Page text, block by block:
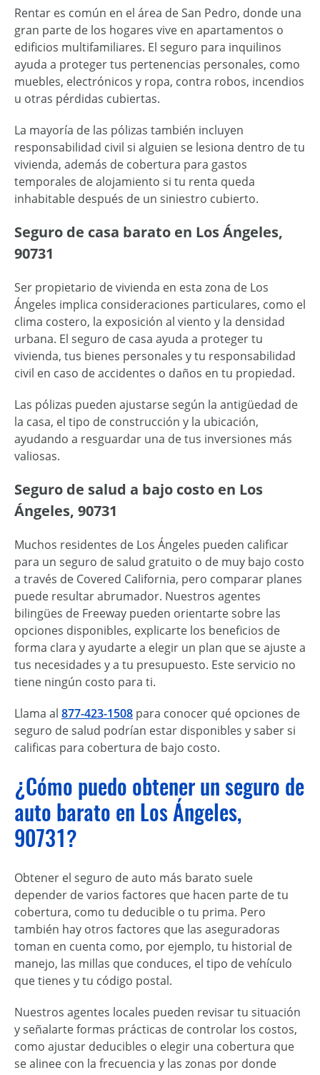
Rentar es común en el área de San Pedro, donde una
gran parte de los hogares vive en apartamentos o
edificios multifamiliares. El seguro para inquilinos
ayuda a proteger tus pertenencias personales, como
muebles, electrónicos y ropa, contra robos, incendios
u otras pérdidas cubiertas.
La mayoría de las pólizas también incluyen
responsabilidad civil si alguien se lesiona dentro de tu
vivienda, además de cobertura para gastos
temporales de alojamiento si tu renta queda
inhabitable después de un siniestro cubierto.
Seguro de casa barato en Los Ángeles,
90731
Ser propietario de vivienda en esta zona de Los
Ángeles implica consideraciones particulares, como el
clima costero, la exposición al viento y la densidad
urbana. El seguro de casa ayuda a proteger tu
vivienda, tus bienes personales y tu responsabilidad
civil en caso de accidentes o daños en tu propiedad.
Las pólizas pueden ajustarse según la antigüedad de
la casa, el tipo de construcción y la ubicación,
ayudando a resguardar una de tus inversiones más
valiosas.
Seguro de salud a bajo costo en Los
Ángeles, 90731
Muchos residentes de Los Ángeles pueden calificar
para un seguro de salud gratuito o de muy bajo costo
a través de Covered California, pero comparar planes
puede resultar abrumador. Nuestros agentes
bilingües de Freeway pueden orientarte sobre las
opciones disponibles, explicarte los beneficios de
forma clara y ayudarte a elegir un plan que se ajuste a
tus necesidades y a tu presupuesto. Este servicio no
tiene ningún costo para ti.
Llama al 877-423-1508 para conocer qué opciones de
seguro de salud podrían estar disponibles y saber si
calificas para cobertura de bajo costo.
¿Cómo puedo obtener un seguro de
auto barato en Los Ángeles,
90731?
Obtener el seguro de auto más barato suele
depender de varios factores que hacen parte de tu
cobertura, como tu deducible o tu prima. Pero
también hay otros factores que las aseguradoras
toman en cuenta como, por ejemplo, tu historial de
manejo, las millas que conduces, el tipo de vehículo
que tienes y tu código postal.
Nuestros agentes locales pueden revisar tu situación
y señalarte formas prácticas de controlar los costos,
como ajustar deducibles o elegir una cobertura que
se alinee con la frecuencia y las zonas por donde